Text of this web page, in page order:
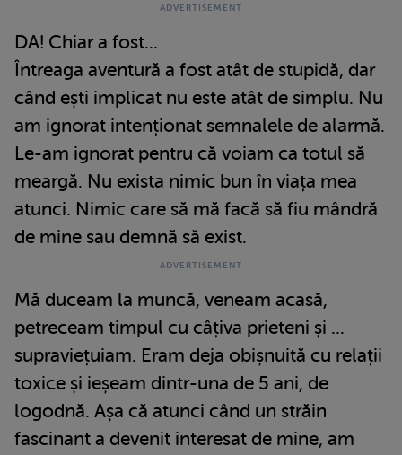
DA! Chiar a fost...
Întreaga aventură a fost atât de stupidă, dar
când ești implicat nu este atât de simplu. Nu
am ignorat intenționat semnalele de alarmă.
Le-am ignorat pentru că voiam ca totul să
meargă. Nu exista nimic bun în viața mea
atunci. Nimic care să mă facă să fiu mândră
de mine sau demnă să exist.
Mă duceam la muncă, veneam acasă,
petreceam timpul cu câțiva prieteni și ...
supraviețuiam. Eram deja obișnuită cu relații
toxice și ieșeam dintr-una de 5 ani, de
logodnă. Așa că atunci când un străin
fascinant a devenit interesat de mine, am